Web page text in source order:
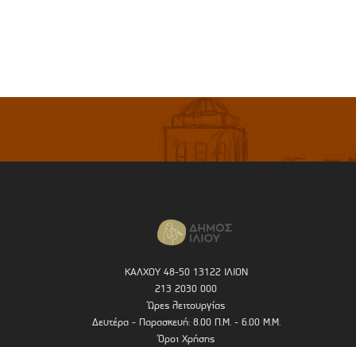
ΚΑΛΧΟΥ 48-50 13122 ΙΛΙΟΝ
213 2030 000
Ώρες λειτουργίας
Δευτέρα - Παρασκευή: 8.00 Π.Μ. - 6.00 Μ.Μ.
Όροι Χρήσης